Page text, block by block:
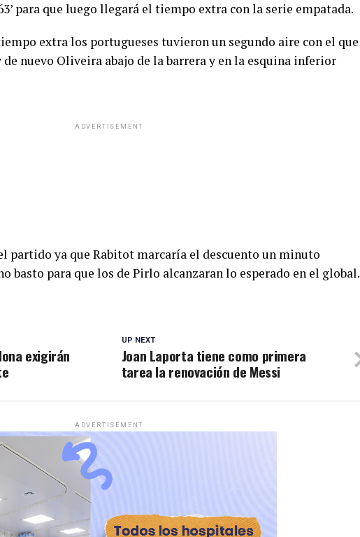
para que luego llegará el tiempo extra con la serie empatada.
extra los portugueses tuvieron un segundo aire con el que
nuevo Oliveira abajo de la barrera y en la esquina inferior
ADVERTISEMENT
partido ya que Rabitot marcaría el descuento un minuto
basto para que los de Pirlo alcanzaran lo esperado en el global.
UP NEXT
Joan Laporta tiene como primera
tarea la renovación de Messi
exigirán
ADVERTISEMENT